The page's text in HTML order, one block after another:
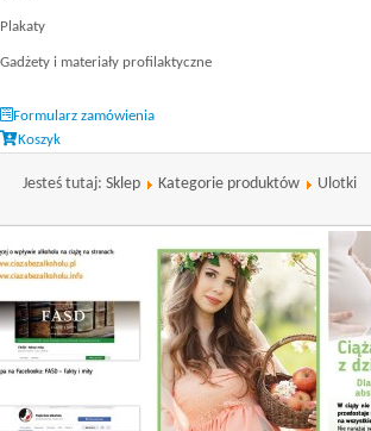
Plakaty
Gadżety i materiały profilaktyczne
Formularz zamówienia
Koszyk
Jesteś tutaj:Sklep Kategorie produktów Ulotki